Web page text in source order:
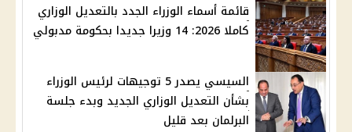
قائمة أسماء الوزراء الجدد بالتعديل الوزاري
كاملا 2026: 14 وزيرا جديدا بحكومة مدبولي
السيسي يصدر 5 توجيهات لرئيس الوزراء
بشأن التعديل الوزاري الجديد وبدء جلسة
البرلمان بعد قليل